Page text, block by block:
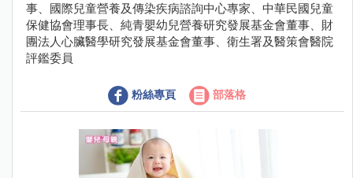
事、國際兒童營養及傳染疾病諮詢中心專家、中華民國兒童
保健協會理事長、純青嬰幼兒營養研究發展基金會董事、財
團法人心臟醫學研究發展基金會董事、衛生署及醫策會醫院
評鑑委員
粉絲專頁 部落格